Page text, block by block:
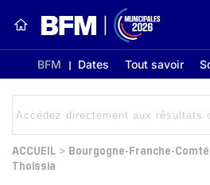
BFM Dates Tout savoir
ACCUEIL > Bourgogne-Franche-Comté
Thoissia